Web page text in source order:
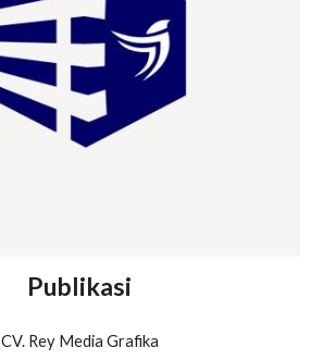
Publikasi
CV. Rey Media Grafika